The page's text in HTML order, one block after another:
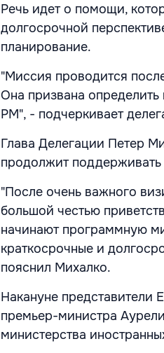
Речь идет о помощи,
долгосрочной
планирование.
"Миссия проводится
Она призвана
РМ", - подчеркивает
Глава Делегации Петер
продолжит
"После очень важного
большой честью
начинают программную
краткосрочные и
пояснил Михалко.
Накануне представители
премьер-министра
министерства